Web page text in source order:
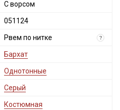
С ворсом
051124
Рвем по нитке ?
Бархат
Однотонные
Серый
Костюмная